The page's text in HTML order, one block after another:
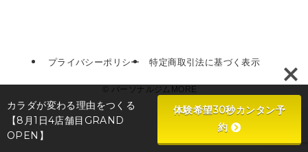
プライバシーポリシー 特定商取引法に基づく表示
パーソナルジムMORE
カラダが変わる理由をつくる
【8月1日4店舗目GRAND
OPEN】
体験希望30秒カンタン予
約